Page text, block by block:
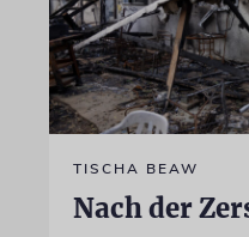
TISCHA BEAW
Nach der